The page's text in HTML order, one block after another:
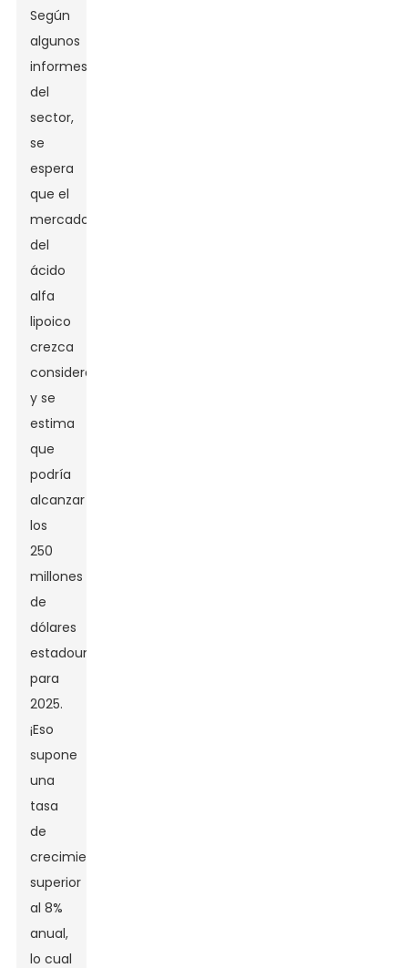
Según
algunos
informes
del
sector,
se
espera
que el
mercado
del
ácido
alfa
lipoico
crezca
considerablemente,
y se
estima
que
podría
alcanzar
los
250
millones
de
dólares
estadounidenses
para
2025.
¡Eso
supone
una
tasa
de
crecimiento
superior
al 8%
anual,
lo cual